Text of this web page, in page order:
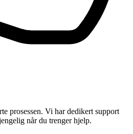
prosessen. Vi har dedikert support
når du trenger hjelp.